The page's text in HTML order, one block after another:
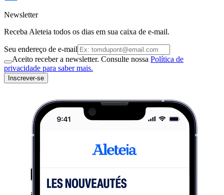
Newsletter
Receba Aleteia todos os dias em sua caixa de e-mail.
Seu endereço de e-mail
Aceito receber a newsletter. Consulte nossa Política de
privacidade para saber mais.
Inscrever-se